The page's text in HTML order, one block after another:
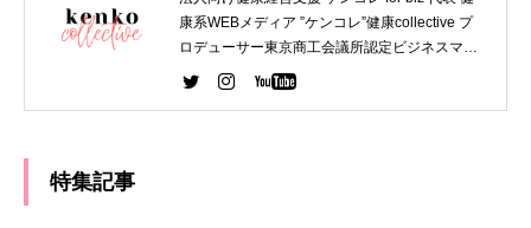
康系WEBメディア ”ケンコレ”健康collective プ
ロデューサー東京商工会議所認定ビジネスマネ
ジャー 第一種衛生管理者 WEBデザイナー関西
特集記事